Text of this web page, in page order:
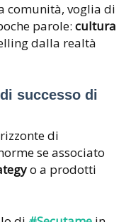
comunità, voglia di
parole: cultura
dalla realtà
successo di
di
se associato
o a prodotti